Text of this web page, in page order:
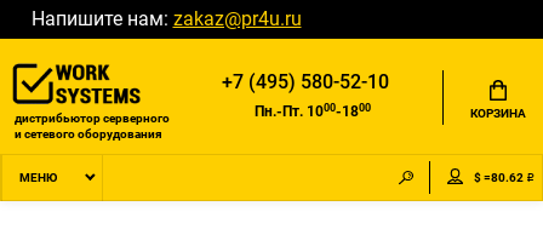
Напишите нам: zakaz@pr4u.ru
дистрибьютор серверного
и сетевого оборудования
+7 (495) 580-52-10
Пн.-Пт. 1000-1800 КОРЗИНА
МЕНЮ $ =80.62 ₽